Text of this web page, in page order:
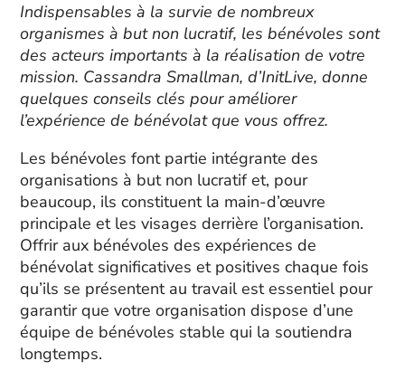
Indispensables à la survie de nombreux
organismes à but non lucratif, les bénévoles sont
des acteurs importants à la réalisation de votre
mission. Cassandra Smallman, d’InitLive, donne
quelques conseils clés pour améliorer
l’expérience de bénévolat que vous offrez.
Les bénévoles font partie intégrante des
organisations à but non lucratif et, pour
beaucoup, ils constituent la main-d’œuvre
principale et les visages derrière l’organisation.
Offrir aux bénévoles des expériences de
bénévolat significatives et positives chaque fois
qu’ils se présentent au travail est essentiel pour
garantir que votre organisation dispose d’une
équipe de bénévoles stable qui la soutiendra
longtemps.